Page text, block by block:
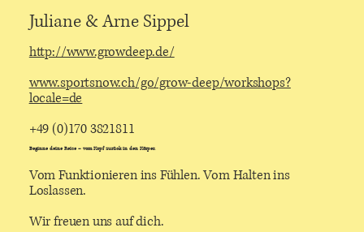
Juliane & Arne Sippel
http://www.growdeep.de/
www.sportsnow.ch/go/grow-deep/workshops?
locale=de
+49 (0)170 3821811
Beginne deine Reise – vom Kopf zurück in den Körper.
Vom Funktionieren ins Fühlen. Vom Halten ins
Loslassen.
Wir freuen uns auf dich.